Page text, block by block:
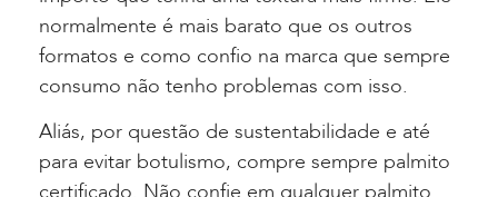
normalmente é mais barato que os outros
formatos e como confio na marca que sempre
consumo não tenho problemas com isso.
Aliás, por questão de sustentabilidade e até
para evitar botulismo, compre sempre palmito